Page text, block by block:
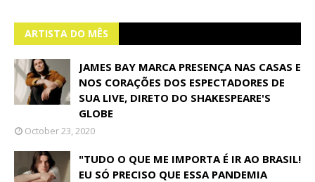
ARTISTA DO MÊS
JAMES BAY MARCA PRESENÇA NAS CASAS E
NOS CORAÇÕES DOS ESPECTADORES DE
SUA LIVE, DIRETO DO SHAKESPEARE'S
GLOBE
October 23, 2020
"TUDO O QUE ME IMPORTA É IR AO BRASIL!
EU SÓ PRECISO QUE ESSA PANDEMIA